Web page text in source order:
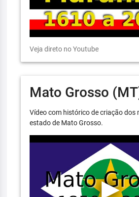
Veja direto no Youtube
Mato Grosso
Vídeo com histórico de criação dos
estado de Mato Grosso.